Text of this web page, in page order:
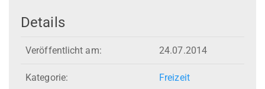
Details
Veröffentlicht am: 24.07.2014
Kategorie: Freizeit